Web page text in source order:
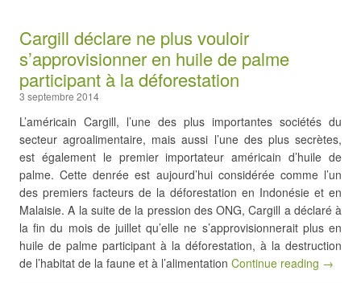
Cargill déclare ne plus vouloir
s’approvisionner en huile de palme
participant à la déforestation
3 septembre 2014
L’américain Cargill, l’une des plus importantes sociétés du
secteur agroalimentaire, mais aussi l’une des plus secrètes,
est également le premier importateur américain d’huile de
palme. Cette denrée est aujourd’hui considérée comme l’un
des premiers facteurs de la déforestation en Indonésie et en
Malaisie. A la suite de la pression des ONG, Cargill a déclaré à
la fin du mois de juillet qu’elle ne s’approvisionnerait plus en
huile de palme participant à la déforestation, à la destruction
de l’habitat de la faune et à l’alimentation Continue reading →